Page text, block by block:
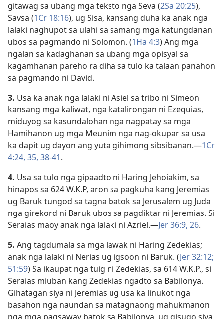
gitawag sa ubang mga teksto nga Seva (2Sa 20:25),
Savsa (1Cr 18:16), ug Sisa, kansang duha ka anak nga
lalaki naghupot sa ulahi sa samang mga katungdanan
ubos sa pagmando ni Solomon. (1Ha 4:3) Ang mga
ngalan sa kadaghanan sa ubang mga opisyal sa
kagamhanan pareho ra diha sa tulo ka talaan panahon
sa pagmando ni David.
3. Usa ka anak nga lalaki ni Asiel sa tribo ni Simeon
kansang mga kaliwat, nga katalirongan ni Ezequias,
miduyog sa kasundalohan nga nagpatay sa mga
Hamihanon ug mga Meunim nga nag-okupar sa usa
ka dapit ug dayon ang yuta gihimong sibsibanan.​—1Cr
4:​24, 35, 38-41.
4. Usa sa tulo nga gipaadto ni Haring Jehoiakim, sa
hinapos sa 624 W.K.P, aron sa pagkuha kang Jeremias
ug Baruk tungod sa tagna batok sa Jerusalem ug Juda
nga girekord ni Baruk ubos sa pagdiktar ni Jeremias. Si
Seraias maoy anak nga lalaki ni Azriel.​—Jer 36:​9, 26.
5. Ang tagdumala sa mga lawak ni Haring Zedekias;
anak nga lalaki ni Nerias ug igsoon ni Baruk. (Jer 32:12;
51:59) Sa ikaupat nga tuig ni Zedekias, sa 614 W.K.P., si
Seraias miuban kang Zedekias ngadto sa Babilonya.
Gihatagan siya ni Jeremias ug usa ka linukot nga
basahon nga naundan sa matagnaong mahukmanon
nga mga pagsaway batok sa Babilonya, ug gisugo siya